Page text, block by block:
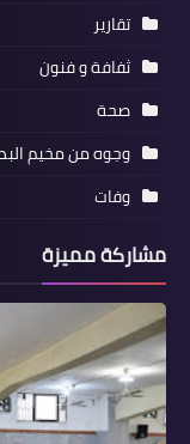
انتحاريا
برج
تقارير
ثفافة و فنون
صحة
وجوه من مخيم
وفات
مشاركة مميزة